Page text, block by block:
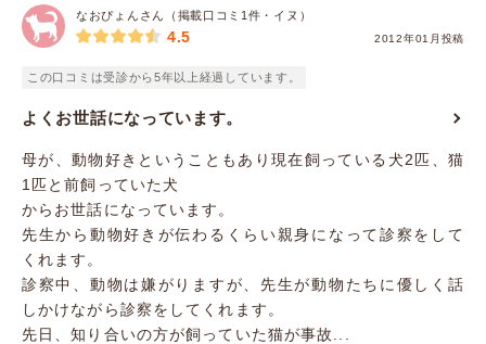
なおぴょんさん（掲載口コミ1件・イヌ）
2012年01月投稿
4.5
この口コミは受診から5年以上経過しています。
よくお世話になっています。
母が、動物好きということもあり現在飼っている犬2匹、猫
1匹と前飼っていた犬
からお世話になっています。
先生から動物好きが伝わるくらい親身になって診察をして
くれます。
診察中、動物は嫌がりますが、先生が動物たちに優しく話
しかけながら診察をしてくれます。
先日、知り合いの方が飼っていた猫が事故...